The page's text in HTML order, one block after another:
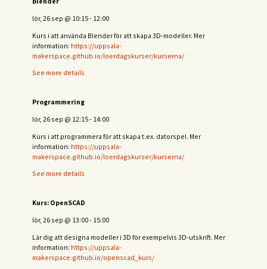
lör, 26 sep @ 10:15- 12:00
Kurs i att använda Blender för att skapa 3D-modeller. Mer
information: https://uppsala-
makerspace.github.io/loerdagskurser/kurserna/
See more details
Programmering
lör, 26 sep @ 12:15- 14:00
Kurs i att programmera för att skapa t.ex. datorspel. Mer
information: https://uppsala-
makerspace.github.io/loerdagskurser/kurserna/
See more details
Kurs: OpenSCAD
lör, 26 sep @ 13:00- 15:00
Lär dig att designa modeller i 3D för exempelvis 3D-utskrift. Mer
information: https://uppsala-
makerspace.github.io/openscad_kurs/